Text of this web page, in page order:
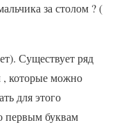
за столом ? (
Существует ряд
, которые можно
для этого
первым буквам